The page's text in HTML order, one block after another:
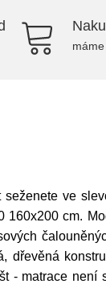
ve
cm.
dřevěná
- matrace není